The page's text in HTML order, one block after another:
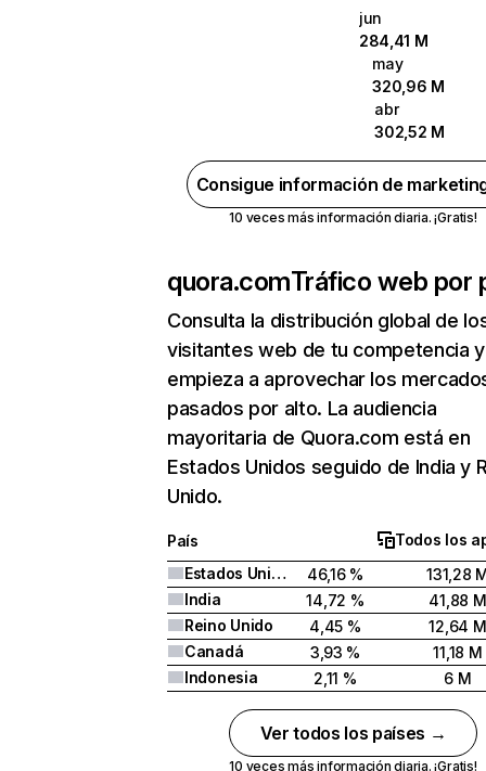
jun
284,41 M
may
320,96 M
abr
302,52 M
Consigue información de
10 veces más información diaria. ¡Gratis!
quora.comTráfico web por
Consulta la distribución global de
visitantes web de tu competencia y
empieza a aprovechar los
pasados por alto. La audiencia
mayoritaria de Quora.com está en
Estados Unidos seguido de India y
Unido.
País
Todos los
Estados Unidos
46,16 %
131,28
India
14,72 %
41,88 M
Reino Unido
4,45 %
12,64 M
Canadá
3,93 %
11,18 M
Indonesia
2,11 % 6 M
Ver todos los países →
10 veces más información diaria. ¡Gratis!